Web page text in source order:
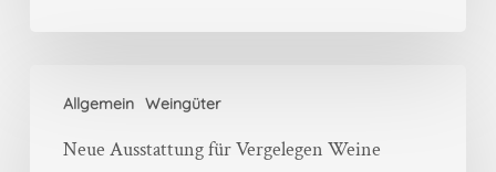
Allgemein Weingüter
Ausstattung
Neue Ausstattung für Vergelegen Weine